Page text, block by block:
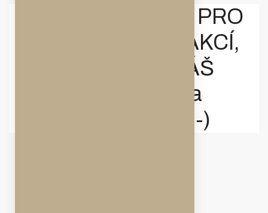
PŘIPRAVUJEME PRO
VÁS SPOUSTU AKCÍ,
SLEDUJTE NÁŠ
FACEBOOK a
INSTAGRAM :-)